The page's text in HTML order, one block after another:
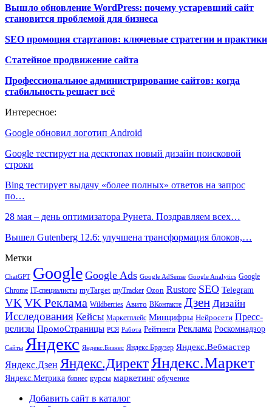
Вышло обновление WordPress: почему устаревший сайт
становится проблемой для бизнеса
SEO промоция стартапов: ключевые стратегии и практики
Статейное продвижение сайта
Профессиональное администрирование сайтов: когда
стабильность решает всё
Интересное:
Google обновил логотип Android
Google тестирует на десктопах новый дизайн поисковой
строки
Bing тестирует выдачу «более полных» ответов на запрос
по…
28 мая – день оптимизатора Рунета. Поздравляем всех…
Вышел Gutenberg 12.6: улучшена трансформация блоков,…
Метки
ChatGPT Google Google Ads Google AdSense Google Analytics Google
Chrome IT-специалисты myTarget myTracker Ozon Rustore SEO Telegram
VK VK Реклама Wildberries Авито ВКонтакте Дзен Дизайн
Исследования Кейсы Маркетплейс Минцифры Нейросети Пресс-
релизы ПромоСтраницы РСЯ Работа Рейтинги Реклама Роскомнадзор
Сайты Яндекс Яндекс.Бизнес Яндекс.Браузер Яндекс.Вебмастер
Яндекс.Дзен Яндекс.ДиректЯндекс.Маркет
Яндекс.Метрика бизнес курсы маркетинг обучение
Добавить сайт в каталог